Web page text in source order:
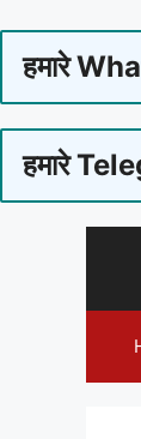
हमारे
हमारे